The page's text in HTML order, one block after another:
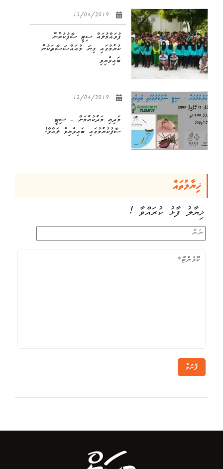
ފުވައްމުލައް ސިޓީ ސާފުކުރުން
ކުރުމުގައި ގިނަ މުއައްސަސާތަކުން
ބައިވެރިވި
މަދިރި މަދުކުރުމަށް – ސިޓީ
ސާފުކުރުމުގައި ބައިވެރިވެ ލައްވާ!
ޚިޔާލުތައް
ޚިޔާލު ފާޅު ކުރައްވާ !
ފޮނުވާ